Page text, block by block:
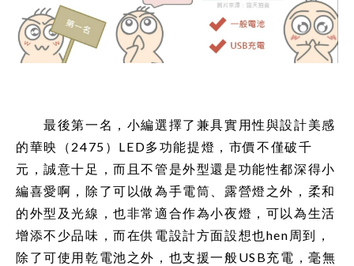
最後第一名，小編選擇了兼具實用性與設計美感
的華映（2475）LED多功能提燈，市價不僅破千
元，誠意十足，而且不管是外型還是功能性都深得小
編喜愛啊，除了可以做為手電筒、露營燈之外，柔和
的外型及光線，也非常適合作為小夜燈，可以為生活
增添不少品味，而在供電設計方面設想也hen周到，
除了可使用乾電池之外，也支援一般USB充電，毫無